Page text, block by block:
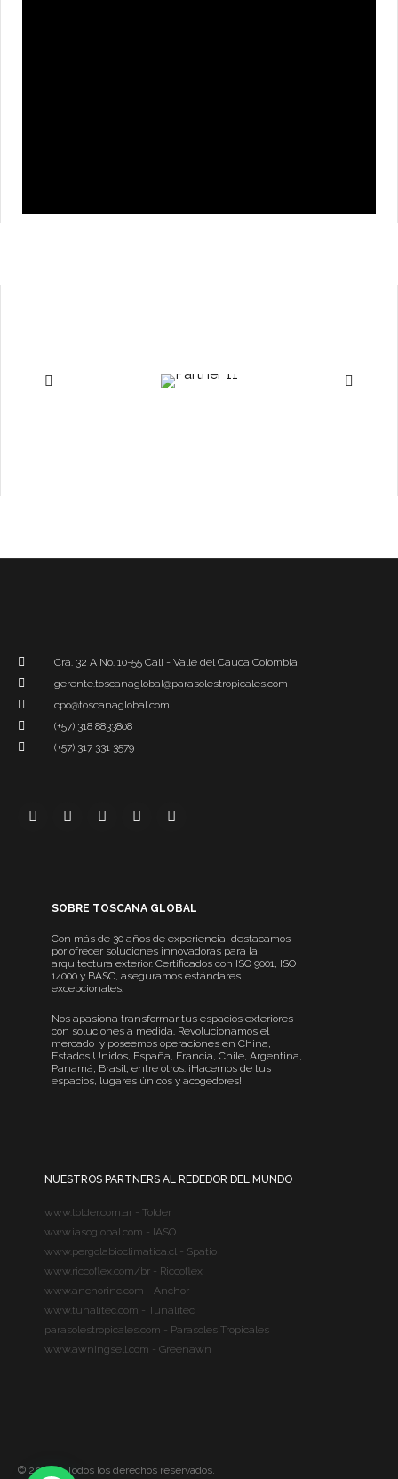
Cra. 32 A No. 10-55 Cali - Valle del Cauca Colombia
gerente.toscanaglobal@parasolestropicales.com
cpo@toscanaglobal.com
(+57) 318 8833808
(+57) 317 331 3579
SOBRE TOSCANA GLOBAL
Con más de 30 años de experiencia, destacamos
por ofrecer soluciones innovadoras para la
arquitectura exterior. Certificados con ISO 9001, ISO
14000 y BASC, aseguramos estándares
excepcionales.
Nos apasiona transformar tus espacios exteriores
con soluciones a medida. Revolucionamos el
mercado y poseemos operaciones en China,
Estados Unidos, España, Francia, Chile, Argentina,
Panamá, Brasil, entre otros. ¡Hacemos de tus
espacios, lugares únicos y acogedores!
NUESTROS PARTNERS AL REDEDOR DEL MUNDO
www.tolder.com.ar - Tolder
www.iasoglobal.com - IASO
www.pergolabioclimatica.cl - Spatio
www.riccoflex.com/br - Riccoflex
www.anchorinc.com - Anchor
www.tunalitec.com - Tunalitec
parasolestropicales.com - Parasoles Tropicales
www.awningsell.com - Greenawn
© 2020 – Todos los derechos reservados.